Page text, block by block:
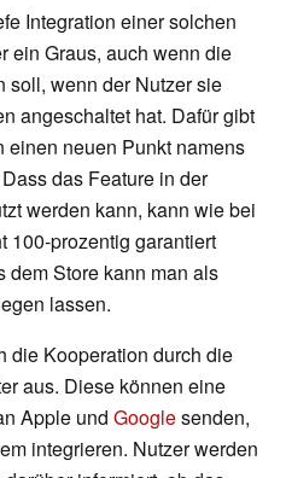
Integration einer solchen
ein Graus, auch wenn die
soll, wenn der Nutzer sie
angeschaltet hat. Dafür gibt
neuen Punkt namens
das Feature in der
werden kann, kann wie bei
100-prozentig garantiert
dem Store kann man als
lassen.
die Kooperation durch die
aus. Diese können eine
Apple und Googlesenden,
integrieren. Nutzer werden